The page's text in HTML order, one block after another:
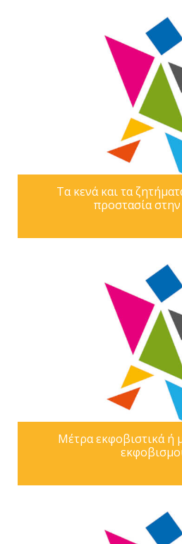
Τα κενά και τα
προστασία
Μέτρα εκφοβιστικά ή